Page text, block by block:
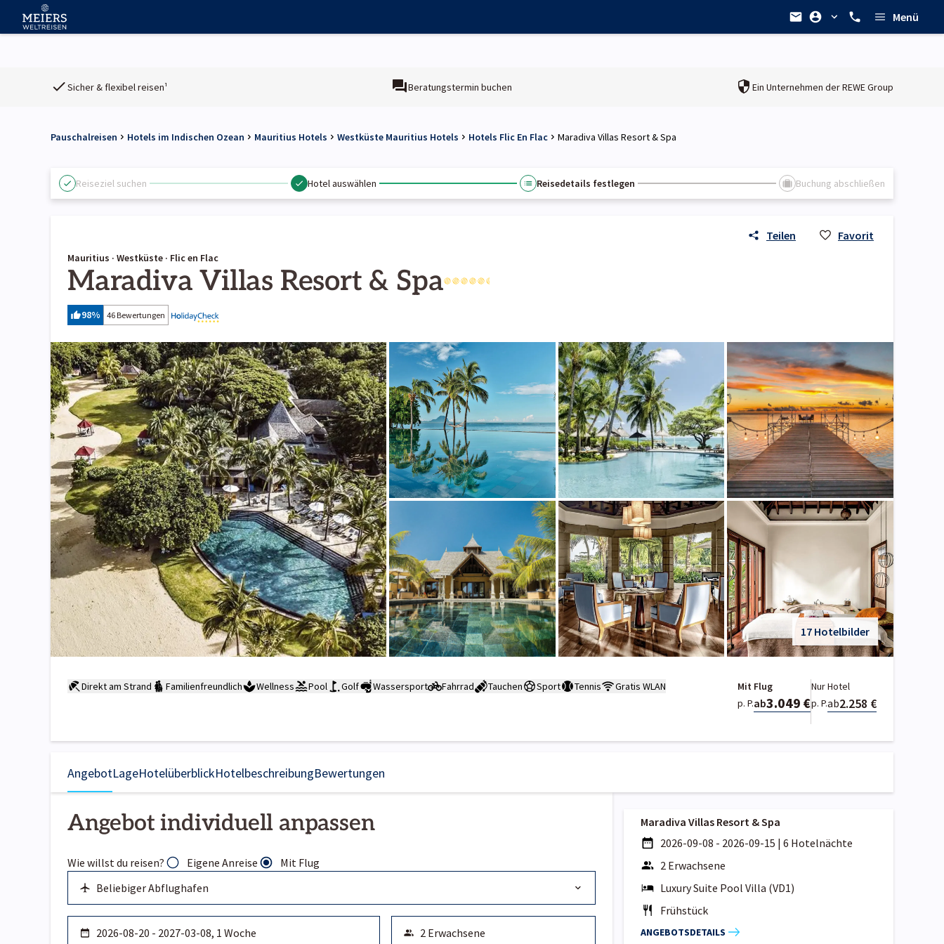
Menü
Sicher & flexibel reisen¹ Beratungstermin buchen Ein Unternehmen derREWE Group
Pauschalreisen Hotels im Indischen Ozean Mauritius Hotels Westküste Mauritius Hotels Hotels Flic En Flac Maradiva Villas Resort & Spa
Reiseziel suchen Hotel auswählen Reisedetails festlegen Buchung abschließen
Teilen Favorit
Mauritius · Westküste · Flic en Flac
Maradiva Villas Resort & Spa
98% 46 Bewertungen
17 Hotelbilder
Direkt am Strand Familienfreundlich Wellness Pool Golf Wassersport Fahrrad Tauchen Sport Tennis Gratis WLAN
Mit Flug
p. P.ab3.049 €
Nur Hotel
p. P.ab2.258 €
AngebotLageHotelüberblickHotelbeschreibungBewertungen
Angebot individuell anpassen
Wie willst du reisen? Eigene Anreise Mit Flug
Maradiva Villas Resort & Spa
2026-09-08 - 2026-09-15 | 6 Hotelnächte
2 Erwachsene
Luxury Suite Pool Villa (VD1)
Frühstück
ANGEBOTSDETAILS